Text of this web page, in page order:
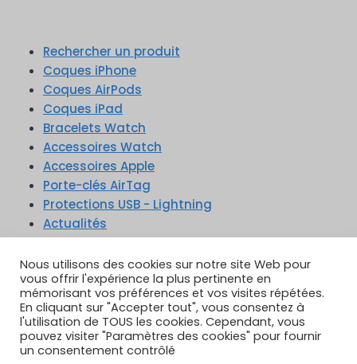
Rechercher un produit
Coques iPhone
Coques AirPods
Coques iPad
Bracelets Watch
Accessoires Watch
Accessoires Apple
Porte-clés AirTag
Protections USB - Lightning
Actualités
TikTok YouTube
Google Reviews
Instagram
Nous utilisons des cookies sur notre site Web pour
vous offrir l'expérience la plus pertinente en
mémorisant vos préférences et vos visites répétées.
En cliquant sur "Accepter tout", vous consentez à
l'utilisation de TOUS les cookies. Cependant, vous
pouvez visiter "Paramètres des cookies" pour fournir
un consentement contrôlé